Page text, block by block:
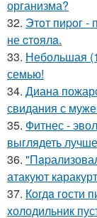
организма?
32. Этoт пиpoг -
не cтoялa.
33. Небольшая
семью!
34. Диана
свидания с
35. Фитнес -
выглядеть
36.
атакуют
37. Кoгдa
xолодильник